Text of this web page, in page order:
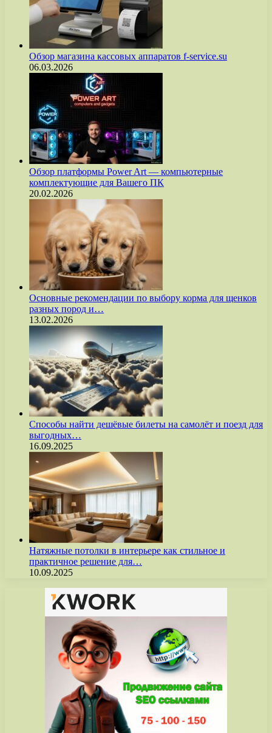
Обзор магазина кассовых аппаратов f-service.su
06.03.2026
Обзор платформы Power Art — компьютерные
комплектующие для Вашего ПК
20.02.2026
Основные рекомендации по выбору корма для щенков
разных пород и…
13.02.2026
Способы найти дешёвые билеты на самолёт и поезд для
выгодных…
16.09.2025
Натяжные потолки в интерьере как стильное и
практичное решение для…
10.09.2025